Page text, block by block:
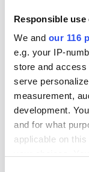
Responsible
We and our 116
e.g. your IP-
store and access
serve
measurement,
development.
and for what
applicable on
*Moms (6 %)